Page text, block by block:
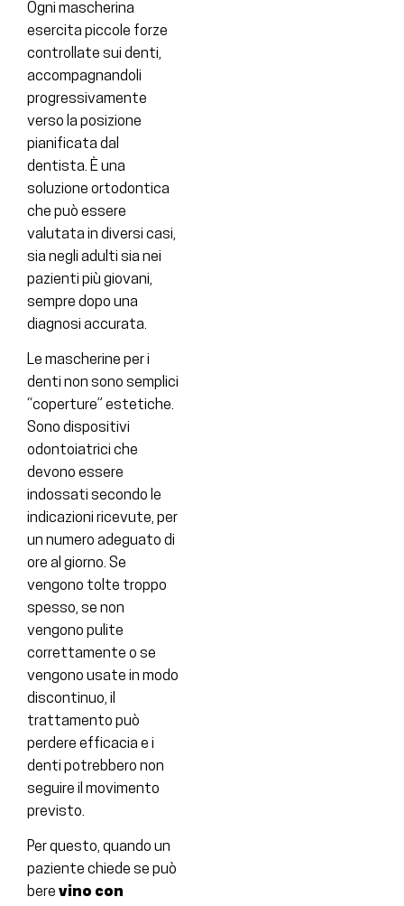
Ogni mascherina
esercita piccole forze
controllate sui denti,
accompagnandoli
progressivamente
verso la posizione
pianificata dal
dentista. È una
soluzione ortodontica
che può essere
valutata in diversi casi,
sia negli adulti sia nei
pazienti più giovani,
sempre dopo una
diagnosi accurata.
Le mascherine per i
denti non sono semplici
“coperture” estetiche.
Sono dispositivi
odontoiatrici che
devono essere
indossati secondo le
indicazioni ricevute, per
un numero adeguato di
ore al giorno. Se
vengono tolte troppo
spesso, se non
vengono pulite
correttamente o se
vengono usate in modo
discontinuo, il
trattamento può
perdere efficacia e i
denti potrebbero non
seguire il movimento
previsto.
Per questo, quando un
paziente chiede se può
bere vino con